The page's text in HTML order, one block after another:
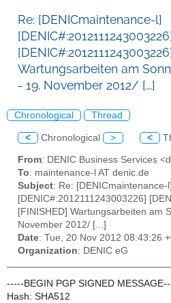
Re: [DENICmaintenance-l]
[DENIC#:2012111243003226]
Wartungsarbeiten am
- 19. November 2012/ [...]
Chronological Thread
< Chronological > <
From: DENIC Business Services
To: maintenance-l AT denic.de
Subject: Re: [DENICmaintenance-l]
[DENIC#:2012111243003226]
[FINISHED] Wartungsarbeiten am
November 2012/ [...]
Date: Tue, 20 Nov 2012 08:43:26
Organization: DENIC eG
-----BEGIN PGP SIGNED
Hash: SHA512